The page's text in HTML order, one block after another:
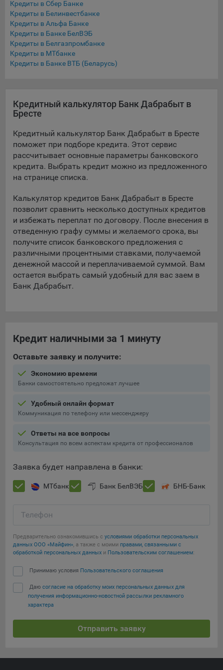
Подобные функции улучшают условия работы
пользователей с сайтом.
9.3. Файлы cookie предпочтений, например, для настройки
контента. Данные файлы cookie собирают информацию о
выборе пользователя на сайте и его предпочтениях и
позволяют Обществу «запомнить» информацию о
9.4. Аналитические файлы cookie, например
собирают информацию о том, как пользователь
использовал сайты, и позволяют Обществу вносить в них
улучшения.
Аналитические файлы cookie показывают, какие страницы
выявлять трудности, возникающие при использовании
сайта, а также позволяют оценить эффективность
рекламы. Благодаря этому у Общества есть возможность
составить представление о тенденциях использования
сайта в целом. Общество использует информацию для
9.5. Файлы cookie, применяемые для определения целевой
аудитории и в рекламных целях, например Яндекс.Метрика,
Google Analytics.
платформ «Google Analytics», «Яндекс.Метрика»
(статистические), установлены на сервере Общества и не
передаются третьим лицам, часть из которых хранятся во
Остальные - не более года.
Отключение аналитических файлов cookie не позволяет
определять предпочтения пользователей сайта, в том числе
меры по совершенствованию работы сайта исходя из
предпочтений пользователей.
При этом, некоторые браузеры позволяют посещать
интернет-сайты в режиме «Инкогнито», чтобы ограничить
хранимый на компьютере объем информации и
автоматически удалять сессионные файлы cookie. Кроме
сохраненные файлов cookie выбрав соответствующую
Подробнее о параметрах управления можно ознакомиться,
перейдя по внешним ссылкам, ведущим на
Firefox
Chrome
Internet Explorer
Сохранить по умолчанию
Кредиты в Сбер Банке
Кредиты в Белинвестбанке
Кредиты в Альфа Банке
Кредиты в Банке БелВЭБ
Кредиты в Белгазпромбанке
Кредиты в МТбанке
Кредиты в Банке ВТБ (Беларусь)
Кредитный калькулятор Банк Дабрабыт в
Бресте
Кредитный калькулятор Банк Дабрабыт в Бресте
поможет при подборе кредита. Этот сервис
рассчитывает основные параметры банковского
кредита. Выбрать кредит можно из предложенного
на странице списка.
Калькулятор кредитов Банк Дабрабыт в Бресте
позволит сравнить несколько доступных кредитов
и избежать переплат по договору. После внесения в
отведенную графу суммы и желаемого срока, вы
получите список банковского предложения с
различными процентными ставками, получаемой
денежной массой и переплачиваемой суммой. Вам
остается выбрать самый удобный для вас заем в
Банк Дабрабыт.
Кредит наличными за 1 минуту
Оставьте заявку и получите:
Экономию времени
Банки самостоятельно предложат лучшее
Удобный онлайн формат
Коммуникация по телефону или мессенджеру
Ответы на все вопросы
Консультация по всем аспектам кредита от профессионалов
Заявка будет направлена в банки:
МТбанк Банк БелВЭБ БНБ-Банк
Телефон
Предварительно ознакомившись с условиями обработки персональных
данных ООО «Майфин», а также с моими правами, связанными с
обработкой персональных данных и Пользовательским соглашением:
Принимаю условия Пользовательского соглашения
Даю согласие на обработку моих персональных данных для
получения информационно-новостной рассылки рекламного
характера
Отправить заявку